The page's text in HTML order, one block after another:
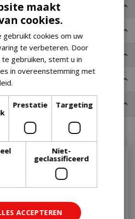
maakt
cookies.
gebruikt cookies om uw
te verbeteren. Door
gebruiken, stemt u in
in overeenstemming met
Prestatie Targeting
Niet-
geclassificeerd
ACCEPTEREN